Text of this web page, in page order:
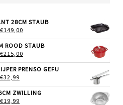
28CM STAUB
OORSPRONKELIJKE
WAS:
€199,00.
€149,00
IS:
ROOD STAUB
OORSPRONKELIJKE
WAS:
€279,00.
€215,00
IS:
PRENSO GEFU
OORSPRONKELIJKE
WAS:
€62,99.
€32,99
IS:
ZWILLING
OORSPRONKELIJKE
€19,99